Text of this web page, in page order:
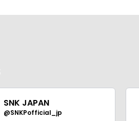
SNK JAPAN
@SNKPofficial_jp